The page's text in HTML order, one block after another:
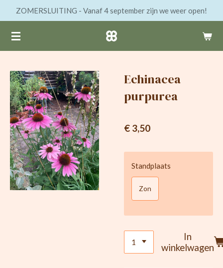
naar
de
ZOMERSLUITING - Vanaf 4 september zijn we weer open!
Echinacea
purpurea
€ 3,50
Standplaats
Zon
In
winkelwagen